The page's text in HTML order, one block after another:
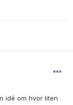
idé om hvor liten